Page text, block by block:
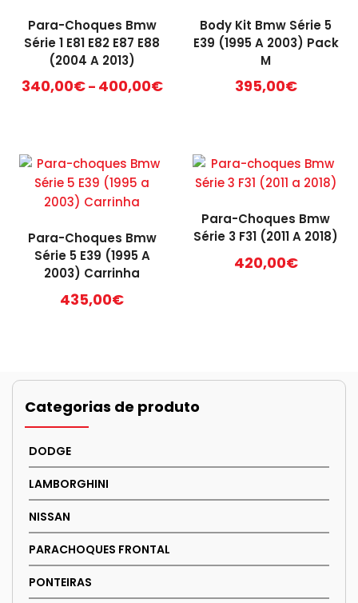
Para-Choques Bmw
Série 1 E81 E82 E87 E88
(2004 A 2013)
340,00€– 400,00€Price
400,00€
multiple
variants.
The
may
be
on
Body Kit Bmw Série 5
E39 (1995 A 2003) Pack
M
395,00€
Para-Choques Bmw
Série 5 E39 (1995 A
2003) Carrinha
435,00€
Para-Choques Bmw
Série 3 F31 (2011 A 2018)
420,00€
Categorias de produto
DODGE
LAMBORGHINI
NISSAN
PARACHOQUES FRONTAL
PONTEIRAS